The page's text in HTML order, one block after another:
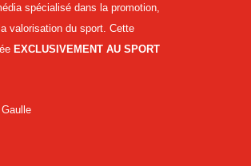
spécialisé dans la promotion,
valorisation du sport. Cette
EXCLUSIVEMENT AU SPORT